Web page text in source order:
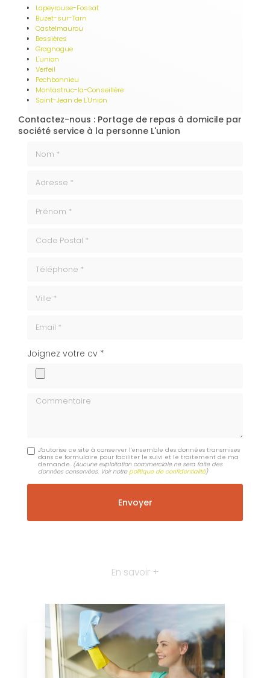
Lapeyrouse-Fossat
Buzet-sur-Tarn
Castelmaurou
Bessières
Gragnague
L'union
Verfeil
Pechbonnieu
Montastruc-la-Conseillère
Saint-Jean de L'Union
Contactez-nous : Portage de repas à domicile par
société service à la personne L'union
cv
Joignez votre cv *
Commentaire
J'autorise ce site à conserver l'ensemble des données transmises
dans ce formulaire pour faciliter le suivi et le traitement de ma
demande. (Aucune exploitation commerciale ne sera faite des
données conservées. Voir notrepolitique de confidentialité)
En savoir +